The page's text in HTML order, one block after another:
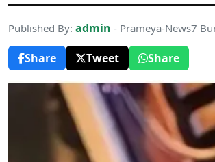
Published By: admin - Prameya-News7
Share
Tweet Share